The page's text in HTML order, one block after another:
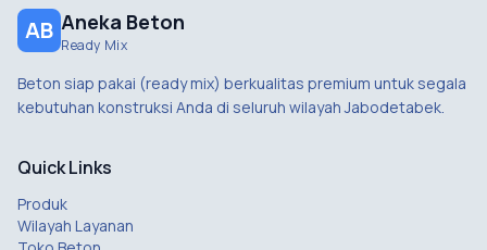
AB Aneka Beton
Ready Mix
Beton siap pakai (ready mix) berkualitas premium untuk segala
kebutuhan konstruksi Anda di seluruh wilayah Jabodetabek.
Quick Links
Produk
Wilayah Layanan